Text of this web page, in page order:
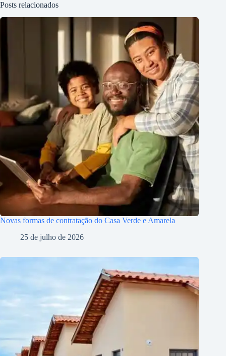
Posts relacionados
Novas formas de contratação do Casa Verde e Amarela
25 de julho de 2026